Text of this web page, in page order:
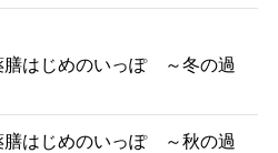
膳はじめのいっぽ ～冬の過
膳はじめのいっぽ ～秋の過